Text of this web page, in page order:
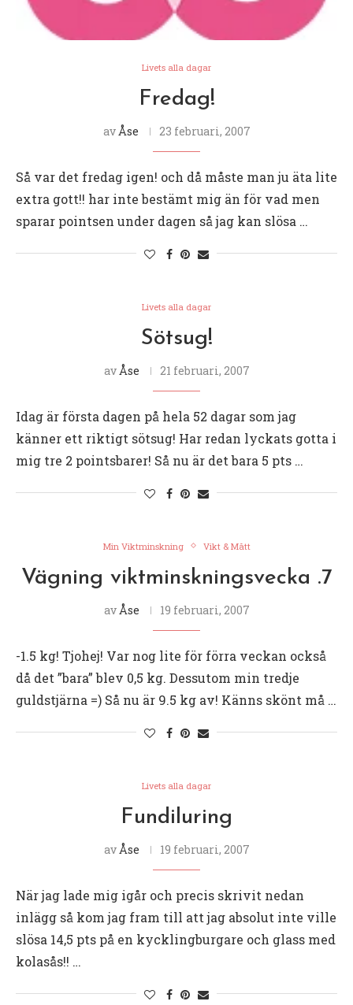
Livets alla dagar
Fredag!
av Åse 23 februari, 2007
Så var det fredag igen! och då måste man ju äta lite
extra gott!! har inte bestämt mig än för vad men
sparar pointsen under dagen så jag kan slösa …
Livets alla dagar
Sötsug!
av Åse 21 februari, 2007
Idag är första dagen på hela 52 dagar som jag
känner ett riktigt sötsug! Har redan lyckats gotta i
mig tre 2 pointsbarer! Så nu är det bara 5 pts …
Min Viktminskning Vikt & Mått
Vägning viktminskningsvecka .7
av Åse 19 februari, 2007
-1.5 kg! Tjohej! Var nog lite för förra veckan också
då det ”bara” blev 0,5 kg. Dessutom min tredje
guldstjärna =) Så nu är 9.5 kg av! Känns skönt må …
Livets alla dagar
Fundiluring
av Åse 19 februari, 2007
När jag lade mig igår och precis skrivit nedan
inlägg så kom jag fram till att jag absolut inte ville
slösa 14,5 pts på en kycklingburgare och glass med
kolasås!! …